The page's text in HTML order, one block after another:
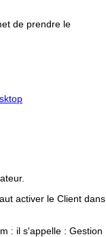
de prendre le
activer le Client dans
: il s'appelle : Gestion